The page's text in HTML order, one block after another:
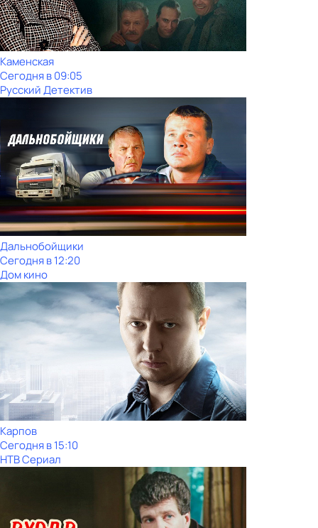
Каменская
Сегодня в 09:05
Русский Детектив
Дальнобойщики
Сегодня в 12:20
Дом кино
Карпов
Сегодня в 15:10
НТВ Сериал